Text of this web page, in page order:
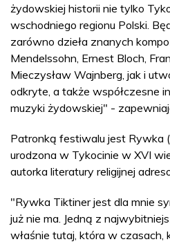
żydowskiej historii nie tylko
wschodniego regionu Polski.
zarówno dzieła znanych
Mendelssohn, Ernest Bloch,
Mieczysław Wajnberg, jak i
odkryte, a także współczesne
muzyki żydowskiej" -
Patronką festiwalu jest Rywka
urodzona w Tykocinie w XVI
autorka literatury religijnej
"Rywka Tiktiner jest dla mnie
już nie ma. Jedną z
właśnie tutaj, która w czasach,